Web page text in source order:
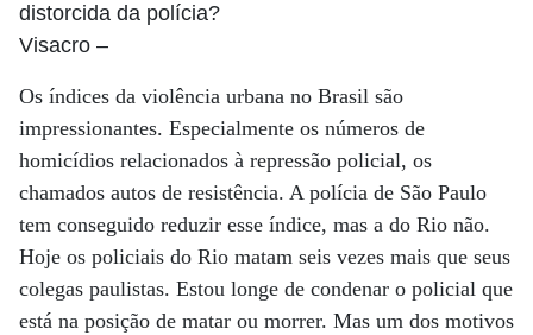
distorcida da polícia?
Visacro –
Os índices da violência urbana no Brasil são
impressionantes. Especialmente os números de
homicídios relacionados à repressão policial, os
chamados autos de resistência. A polícia de São Paulo
tem conseguido reduzir esse índice, mas a do Rio não.
Hoje os policiais do Rio matam seis vezes mais que seus
colegas paulistas. Estou longe de condenar o policial que
está na posição de matar ou morrer. Mas um dos motivos